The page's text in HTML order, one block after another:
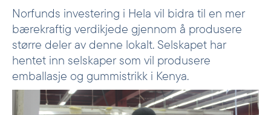
Norfunds investering i Hela vil bidra til en mer
bærekraftig verdikjede gjennom å produsere
større deler av denne lokalt. Selskapet har
hentet inn selskaper som vil produsere
emballasje og gummistrikk i Kenya.